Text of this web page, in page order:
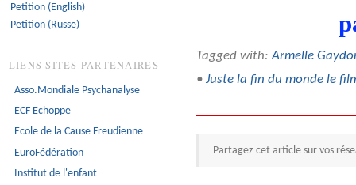
Tagged with:Armelle
• Juste la fin du monde le
Partagez cet article sur vos
Petition (English)
Petition (Russe)
LIENS SITES PARTENAIRES
Asso.Mondiale Psychanalyse
ECF Echoppe
Ecole de la Cause Freudienne
EuroFédération
Institut de l'enfant